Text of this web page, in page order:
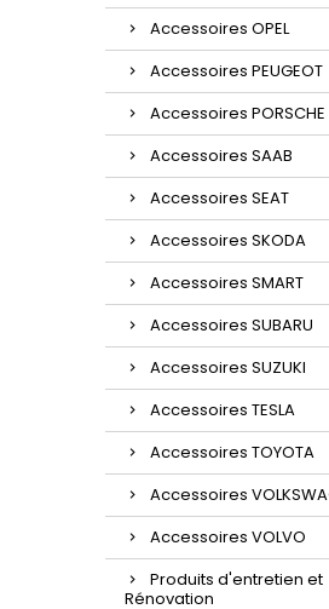
Accessoires OPEL
Accessoires PEUGEOT
Accessoires PORSCHE
Accessoires SAAB
Accessoires SEAT
Accessoires SKODA
Accessoires SMART
Accessoires SUBARU
Accessoires SUZUKI
Accessoires TESLA
Accessoires TOYOTA
Accessoires
Accessoires VOLVO
Produits d'entretien et
Rénovation